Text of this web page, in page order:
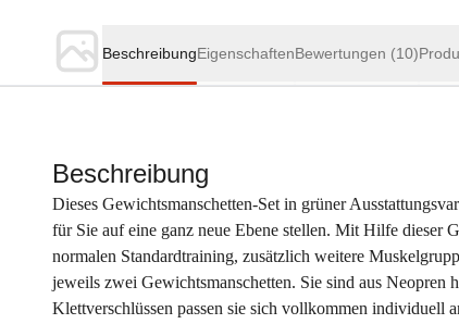
BeschreibungEigenschaftenBewertungen (10)
Beschreibung
Dieses Gewichtsmanschetten-Set in grüner
für Sie auf eine ganz neue Ebene stellen. Mit Hilfe dieser
normalen Standardtraining, zusätzlich weitere
jeweils zwei Gewichtsmanschetten. Sie sind aus Neopren
Klettverschlüssen passen sie sich vollkommen individuell